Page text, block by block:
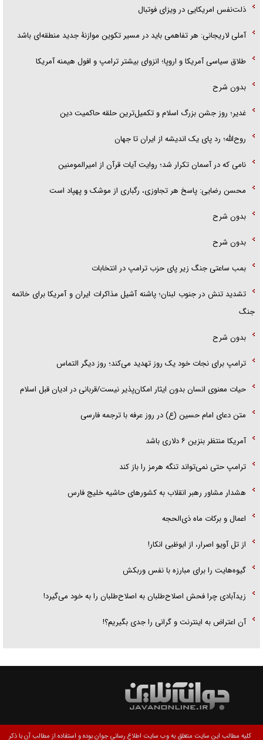
ذلت‌نفس امریکایی در ویزای فوتبال
آملی لاریجانی: هر تفاهمی باید در مسیر تکوین موازنۀ جدید منطقه‌ای باشد
طلاق سیاسی آمریکا و اروپا؛ انزوای بیشتر ترامپ و افول هیمنه آمریکا
بدون شرح
غدیر؛ روز جشن بزرگ اسلام و تکمیل‌ترین حلقه حاکمیت دین
روح‌الله؛ رد پای یک اندیشه از ایران تا جهان
نامی که در آسمان تکرار شد؛ روایت آیات قرآن از امیرالمومنین
محسن رضایی: پاسخ هر تجاوزی، رگباری از موشک و پهپاد است
بدون شرح
بدون شرح
بمب ساعتی جنگ زیر پای حزب ترام‍پ در انتخابات
تشدید تنش در جنوب لبنان؛ پاشنه آشیل مذاکرات ایران و آمریکا برای خاتمه
جنگ
بدون شرح
ترامپ برای نجات خود یک روز تهدید می‌کند؛ روز دیگر التماس
حیات معنوی انسان بدون ایثار امکان‌پذیر نیست/قربانی در ادیان قبل اسلام
متن دعای امام حسین (ع) در روز عرفه با ترجمه فارسی
آمریکا منتظر بنزین ۶ دلاری باشد
ترامپ حتی نمی‌تواند تنگه هرمز را باز کند
هشدار مشاور رهبر انقلاب به کشور‌های حاشیه خلیج فارس
اعمال و برکات ماه ذی‌الحجه
از تل آویو اصرار، از ابوظبی انکار!
گیوه‌هایت را برای مبارزه با نفس وربکش
زیدآبادی چرا فحش اصلاح‌طلبان به اصلاح‌طلبان را به خود می‌گیرد!
آن اعتراض به اینترنت و گرانی را جدی بگیریم؟!
کلیه مطالب این سایت متعلق به وب سایت اطلاع رسانی جوان بوده و استفاده از مطالب آن با ذکر